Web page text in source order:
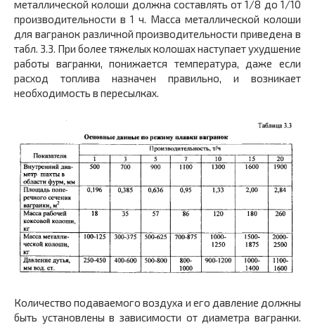
металлической колоши должна составлять от 1/8 до 1/10
производительности в 1 ч. Масса металлической колоши
для вагранок различной производительности приведена в
табл. 3.3. При более тяжелых колошах наступает ухудшение
работы вагранки, понижается температура, даже если
расход топлива назначен правильно, и возникает
необходимость в пересылках.
Количество подаваемого воздуха и его давление должны
быть установлены в зависимости от диаметра вагранки.